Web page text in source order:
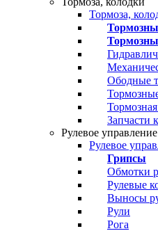
Тормоза,
Ободные
Запчасти
Рулевое управление
Рулевое
Грипсы
Обмотки
Рулевые
Выносы
Рули
Рога